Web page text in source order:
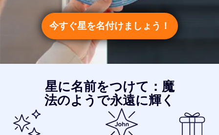
今すぐ星を名付けましょう！
星に名前をつけて：魔
法のようで永遠に輝く